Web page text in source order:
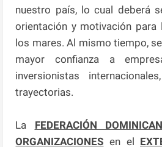
nuestro país, lo cual deberá
orientación y motivación para
los mares. Al mismo tiempo,
mayor confianza a
inversionistas
trayectorias.
La FEDERACIÓN
ORGANIZACIONES en el